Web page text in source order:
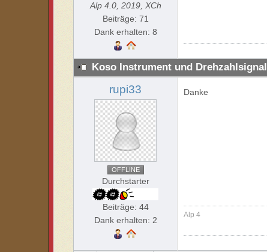
Alp 4.0, 2019, XCh
Beiträge: 71
Dank erhalten: 8
Koso Instrument und Drehzahlsignal
rupi33
OFFLINE
Durchstarter
Beiträge: 44
Dank erhalten: 2
Danke
Alp 4